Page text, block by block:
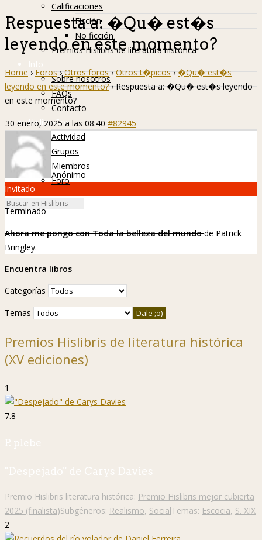
Calificaciones
Ficción
No ficción
Premios Hislibris de literatura histórica
Info
Sobre nosotros
FAQs
Contacto
Hislibreños
Actividad
Grupos
Miembros
Foro
Respuesta a: �Qu� est�s
leyendo en este momento?
Home › Foros › Otros foros › Otros t�picos › �Qu� est�s
leyendo en este momento? › Respuesta a: �Qu� est�s leyendo
en este momento?
30 enero, 2025 a las 08:40 #82945
Anónimo
Invitado
Terminado
Ahora me pongo conToda la belleza del mundode Patrick
Bringley.
Encuentra libros
Categorías
Temas
Premios Hislibris de literatura histórica
(XV ediciones)
1
7.8
P. plebe
"Despejado" de Carys Davies
Premio Hislibris literatura histórica: Premio Hislibris mejor cubierta
2025 (finalista)Subgéneros: Realismo, SocialTemas: Escocia, S. XIX
2